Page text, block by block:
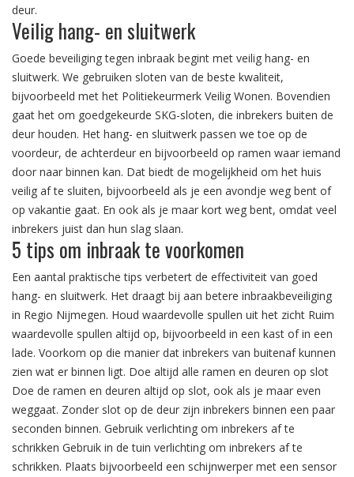
deur.
Veilig hang- en sluitwerk
Goede beveiliging tegen inbraak begint met veilig hang- en
sluitwerk. We gebruiken sloten van de beste kwaliteit,
bijvoorbeeld met het Politiekeurmerk Veilig Wonen. Bovendien
gaat het om goedgekeurde SKG-sloten, die inbrekers buiten de
deur houden. Het hang- en sluitwerk passen we toe op de
voordeur, de achterdeur en bijvoorbeeld op ramen waar iemand
door naar binnen kan. Dat biedt de mogelijkheid om het huis
veilig af te sluiten, bijvoorbeeld als je een avondje weg bent of
op vakantie gaat. En ook als je maar kort weg bent, omdat veel
inbrekers juist dan hun slag slaan.
5 tips om inbraak te voorkomen
Een aantal praktische tips verbetert de effectiviteit van goed
hang- en sluitwerk. Het draagt bij aan betere inbraakbeveiliging
in Regio Nijmegen. Houd waardevolle spullen uit het zicht Ruim
waardevolle spullen altijd op, bijvoorbeeld in een kast of in een
lade. Voorkom op die manier dat inbrekers van buitenaf kunnen
zien wat er binnen ligt. Doe altijd alle ramen en deuren op slot
Doe de ramen en deuren altijd op slot, ook als je maar even
weggaat. Zonder slot op de deur zijn inbrekers binnen een paar
seconden binnen. Gebruik verlichting om inbrekers af te
schrikken Gebruik in de tuin verlichting om inbrekers af te
schrikken. Plaats bijvoorbeeld een schijnwerper met een sensor